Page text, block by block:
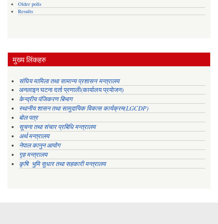
Older polls
Results
मुख्य लिंकहरु
संघिय मामिला तथा सामान्य प्रशासन मन्त्रालय
अनलाइन घटना दर्ता प्रणाली(कार्यालय प्रयोजन)
केन्द्रीय पंजिकरण बिभाग
स्थानीय शासन तथा सामुदायिक विकास कार्यक्रम(LGCDP)
बोल पत्र
सूचना तथा संचार प्रबिधि मन्त्रालय
अर्थ मन्त्रालय
नेपाल कानुन आयोग
गृह मन्त्रालय
कृषि भुमि सुधार तथा सहकारी मन्त्रालय